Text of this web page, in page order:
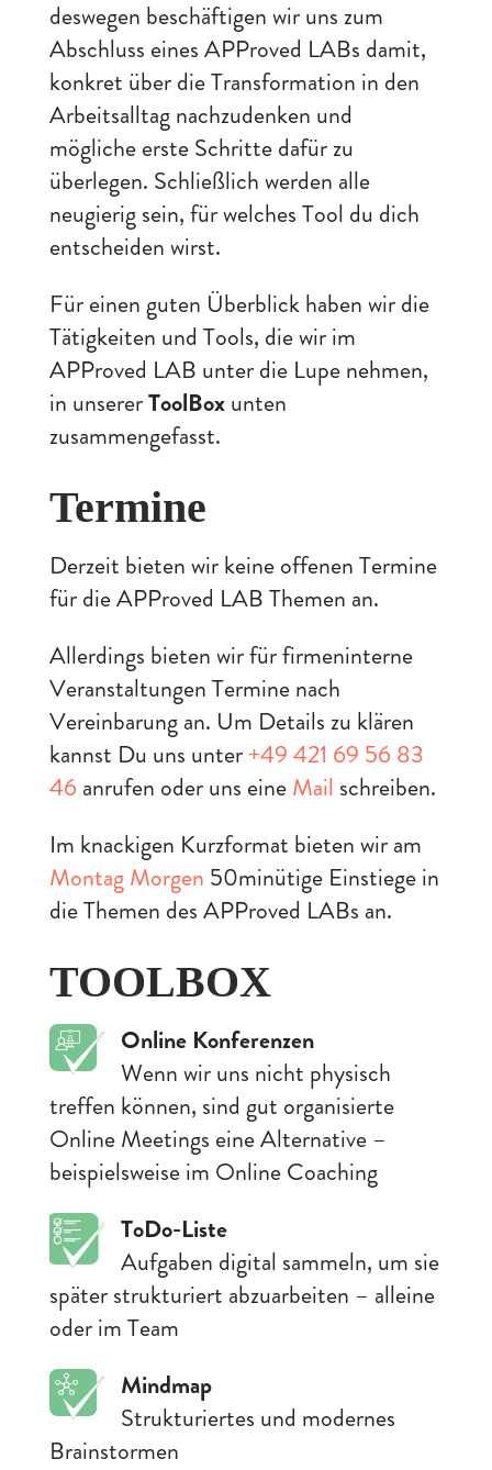
deswegen beschäftigen wir uns zum
Abschluss eines APProved LABs damit,
konkret über die Transformation in den
Arbeitsalltag nachzudenken und
mögliche erste Schritte dafür zu
überlegen. Schließlich werden alle
neugierig sein, für welches Tool du dich
entscheiden wirst.
Für einen guten Überblick haben wir die
Tätigkeiten und Tools, die wir im
APProved LAB unter die Lupe nehmen,
in unsererToolBoxunten
zusammengefasst.
Termine
Derzeit bieten wir keine offenen Termine
für die APProved LAB Themen an.
Allerdings bieten wir für firmeninterne
Veranstaltungen Termine nach
Vereinbarung an. Um Details zu klären
kannst Du uns unter+49 421 69 56 83
46 anrufen oder uns eineMail schreiben.
Im knackigen Kurzformat bieten wir am
Montag Morgen 50minütige Einstiege in
die Themen des APProved LABs an.
TOOLBOX
Online Konferenzen
Wenn wir uns nicht physisch
treffen können, sind gut organisierte
Online Meetings eine Alternative –
beispielsweise im Online Coaching
ToDo-Liste
Aufgaben digital sammeln, um sie
später strukturiert abzuarbeiten – alleine
oder im Team
Mindmap
Strukturiertes und modernes
Brainstormen